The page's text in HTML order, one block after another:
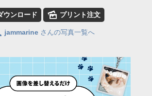
ウンロード 🌄 プリント注文
jammarineさんの写真一覧へ